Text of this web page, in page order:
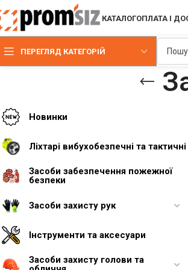
КАТАЛОГОПЛАТА І
ПЕРЕГЛЯД КАТЕГОРІЙ
Новинки
Ліхтарі вибухобезпечні та тактичні
Засоби забезпечення пожежної
безпеки
Засоби захисту рук
Інструменти та аксесуари
Засоби захисту голови та